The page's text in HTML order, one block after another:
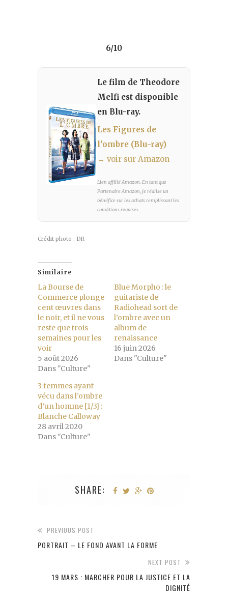
6/10
Le film de Theodore
Melfi est disponible
en Blu-ray.
Les Figures de
l’ombre (Blu-ray)
→ voir sur Amazon
Lien affilié Amazon. En tant que
Partenaire Amazon, je réalise un
bénéfice sur les achats remplissant les
conditions requises.
Crédit photo : DR
Similaire
La Bourse de
Commerce plonge
cent œuvres dans
le noir, et il ne vous
reste que trois
semaines pour les
voir
5 août 2026
Dans "Culture"
Blue Morpho : le
guitariste de
Radiohead sort de
l’ombre avec un
album de
renaissance
16 juin 2026
Dans "Culture"
3 femmes ayant
vécu dans l’ombre
d’un homme [1/3] :
Blanche Calloway
28 avril 2020
Dans "Culture"
SHARE:
PREVIOUS POST
PORTRAIT – LE FOND AVANT LA FORME
NEXT POST
19 MARS : MARCHER POUR LA JUSTICE ET LA
DIGNITÉ